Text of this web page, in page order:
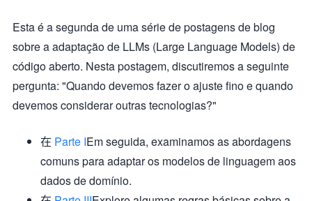
Esta é a segunda de uma série de postagens de blog
sobre a adaptação de LLMs (Large Language Models) de
código aberto. Nesta postagem, discutiremos a seguinte
pergunta: "Quando devemos fazer o ajuste fino e quando
devemos considerar outras tecnologias?"
在 Parte IEm seguida, examinamos as abordagens
comuns para adaptar os modelos de linguagem aos
dados de domínio.